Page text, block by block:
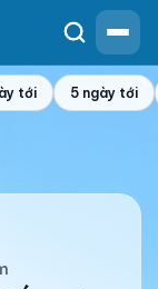
tới 5 ngày tới